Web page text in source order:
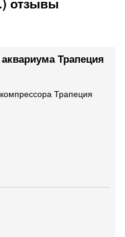
Трапеция
Трапеция